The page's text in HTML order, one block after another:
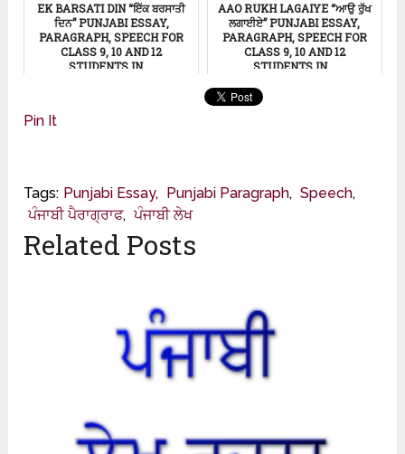
EK BARSATI DIN “ਇੱਕ ਬਰਸਾਤੀ
ਦਿਨ” PUNJABI ESSAY,
PARAGRAPH, SPEECH FOR
CLASS 9, 10 AND 12
STUDENTS IN ...
AAO RUKH LAGAIYE “ਆਉ ਰੁੱਖ
ਲਗਾਈਏ” PUNJABI ESSAY,
PARAGRAPH, SPEECH FOR
CLASS 9, 10 AND 12
STUDENTS IN...
Pin It
Tags: Punjabi Essay, Punjabi Paragraph, Speech,
ਪੰਜਾਬੀ ਪੈਰਾਗ੍ਰਾਫ, ਪੰਜਾਬੀ ਲੇਖ
Related Posts